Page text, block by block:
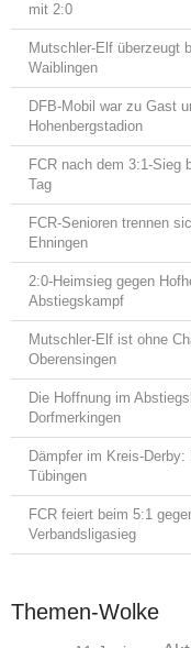
mit 2:0
Mutschler-Elf überzeugt
Waiblingen
DFB-Mobil war zu Gast
Hohenbergstadion
FCR nach dem 3:1-Sieg
Tag
FCR-Senioren trennen
Ehningen
2:0-Heimsieg gegen
Abstiegskampf
Mutschler-Elf ist ohne
Oberensingen
Die Hoffnung im
Dorfmerkingen
Dämpfer im Kreis-
Tübingen
FCR feiert beim 5:1
Verbandsligasieg
Themen-Wolke